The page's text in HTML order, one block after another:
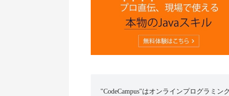
"CodeCampus"はオンラインプログラミン